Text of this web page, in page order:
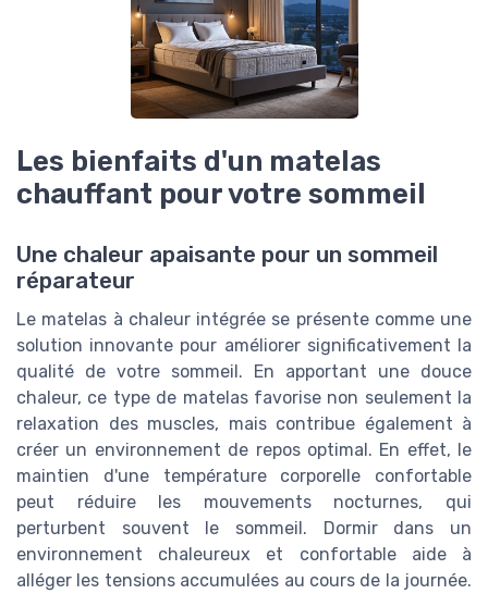
Les bienfaits d'un matelas
chauffant pour votre sommeil
Une chaleur apaisante pour un sommeil
réparateur
Le matelas à chaleur intégrée se présente comme une
solution innovante pour améliorer significativement la
qualité de votre sommeil. En apportant une douce
chaleur, ce type de matelas favorise non seulement la
relaxation des muscles, mais contribue également à
créer un environnement de repos optimal. En effet, le
maintien d'une température corporelle confortable
peut réduire les mouvements nocturnes, qui
perturbent souvent le sommeil. Dormir dans un
environnement chaleureux et confortable aide à
alléger les tensions accumulées au cours de la journée.